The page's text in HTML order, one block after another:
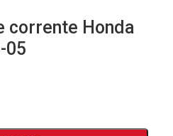
corrente Honda
05